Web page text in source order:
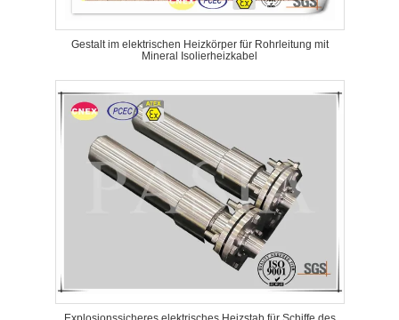
Gestalt im elektrischen Heizkörper für Rohrleitung mit
Mineral Isolierheizkabel